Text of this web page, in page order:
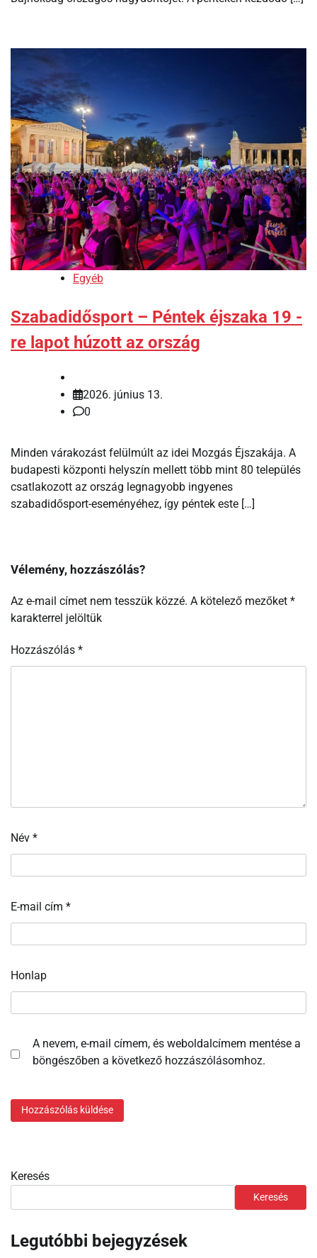
Egyéb
Szabadidősport – Péntek éjszaka 19 -
re lapot húzott az ország
2026. június 13.
0
Minden várakozást felülmúlt az idei Mozgás Éjszakája. A
budapesti központi helyszín mellett több mint 80 település
csatlakozott az ország legnagyobb ingyenes
szabadidősport-eseményéhez, így péntek este […]
Vélemény, hozzászólás?
Az e-mail címet nem tesszük közzé. A kötelező mezőket *
karakterrel jelöltük
Hozzászólás *
Név *
E-mail cím *
Honlap
A nevem, e-mail címem, és weboldalcímem mentése a
böngészőben a következő hozzászólásomhoz.
Keresés
Keresés
Legutóbbi bejegyzések